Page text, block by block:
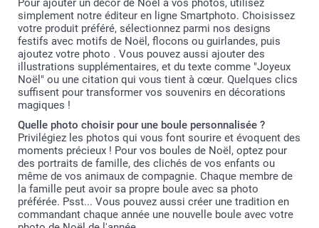
Pour ajouter un décor de Noël à vos photos, utilisez
simplement notre éditeur en ligne Smartphoto. Choisissez
votre produit préféré, sélectionnez parmi nos designs
festifs avec motifs de Noël, flocons ou guirlandes, puis
ajoutez votre photo . Vous pouvez aussi ajouter des
illustrations supplémentaires, et du texte comme "Joyeux
Noël" ou une citation qui vous tient à cœur. Quelques clics
suffisent pour transformer vos souvenirs en décorations
magiques !
Quelle photo choisir pour une boule personnalisée ?
Privilégiez les photos qui vous font sourire et évoquent des
moments précieux ! Pour vos boules de Noël, optez pour
des portraits de famille, des clichés de vos enfants ou
même de vos animaux de compagnie. Chaque membre de
la famille peut avoir sa propre boule avec sa photo
préférée. Psst... Vous pouvez aussi créer une tradition en
commandant chaque année une nouvelle boule avec votre